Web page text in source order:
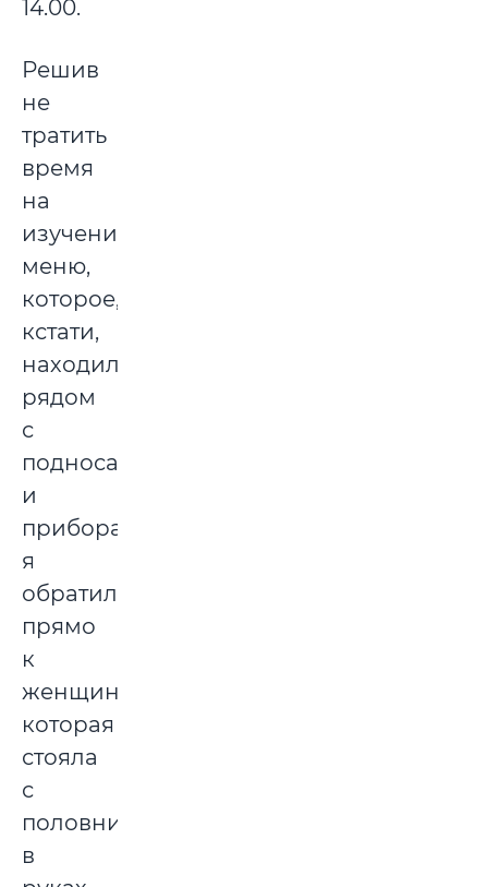
14.00.
Решив
не
тратить
время
на
изучение
меню,
которое,
кстати,
находилось
рядом
с
подносами
и
приборами,
я
обратилась
прямо
к
женщине,
которая
стояла
с
половником
в